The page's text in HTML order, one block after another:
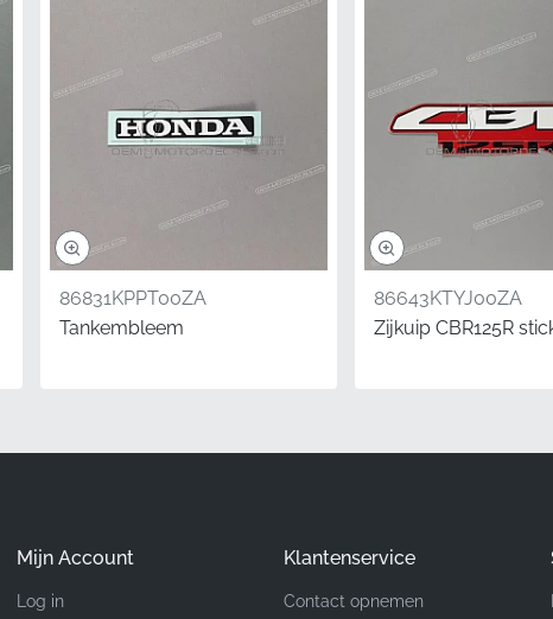
voor een naadloze match met je bestaande
Onderdeelnummer (MPN) 86201KTYJ00ZA
Honda
Rechter kuipruit,
Type Embleem
Materiaal Vinyl sticker
authentieke, fabrieknieuwe onderdelen ontvangt in plaats
Wist je dat?
86831KPPT00ZA
Tankembleem
86643KTYJ00ZA
Zijkuip CBR125R
Mijn Account
Log in
Klantenservice
Contact opnemen